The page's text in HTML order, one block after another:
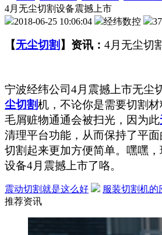
4月无尘切割设备震撼上市
2018-06-25 10:06:04
经纬数控
【无尘切割 】资讯： 4月无尘切
宁波经纬公司4月震撼上市无尘
尘切割机，不论你是需要切割
毛屑赃物通通会被扫光，因为此
清理平台功能，从而保持了平
切割起来更加方便简单。嘿嘿
设备4月震撼上市了咯。
震动切割就是这么好
服装切割机的
推荐资讯